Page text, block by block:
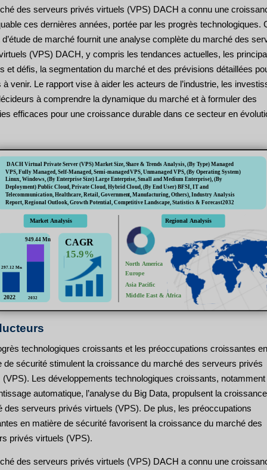
des serveurs privés virtuels (VPS) DACH a connu une
ces dernières années, portée par les progrès technologiques.
d’étude de marché fournit une analyse complète du marché des
(VPS) DACH, y compris les tendances actuelles, les
et défis, la segmentation du marché et des prévisions détaillées
à venir. Le rapport vise à aider les acteurs de l’industrie, les
à comprendre la dynamique du marché et à formuler des
efficaces pour une croissance durable dans ce secteur en
technologiques croissants et les préoccupations croissantes en
de sécurité stimulent la croissance du marché des serveurs privés
(VPS). Les développements technologiques croissants, notamment
automatique, l’analyse du Big Data, propulsent la
des serveurs privés virtuels (VPS). De plus, les préoccupations
en matière de sécurité favorisent la croissance du marché des
privés virtuels (VPS).
des serveurs privés virtuels (VPS) DACH a connu une